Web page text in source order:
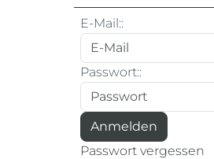
E-Mail::
Passwort::
Passwort vergessen